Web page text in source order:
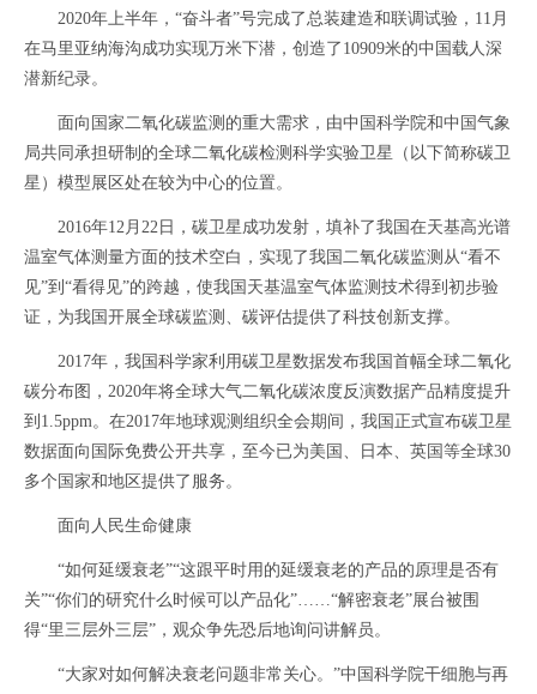
2020年上半年，“奋斗者”号完成了总装建造和联调试验，11月
在马里亚纳海沟成功实现万米下潜，创造了10909米的中国载人深
潜新纪录。
面向国家二氧化碳监测的重大需求，由中国科学院和中国气象
局共同承担研制的全球二氧化碳检测科学实验卫星（以下简称碳卫
星）模型展区处在较为中心的位置。
2016年12月22日，碳卫星成功发射，填补了我国在天基高光谱
温室气体测量方面的技术空白，实现了我国二氧化碳监测从“看不
见”到“看得见”的跨越，使我国天基温室气体监测技术得到初步验
证，为我国开展全球碳监测、碳评估提供了科技创新支撑。
2017年，我国科学家利用碳卫星数据发布我国首幅全球二氧化
碳分布图，2020年将全球大气二氧化碳浓度反演数据产品精度提升
到1.5ppm。在2017年地球观测组织全会期间，我国正式宣布碳卫星
数据面向国际免费公开共享，至今已为美国、日本、英国等全球30
多个国家和地区提供了服务。
面向人民生命健康
“如何延缓衰老”“这跟平时用的延缓衰老的产品的原理是否有
关”“你们的研究什么时候可以产品化”……“解密衰老”展台被围
得“里三层外三层”，观众争先恐后地询问讲解员。
“大家对如何解决衰老问题非常关心。”中国科学院干细胞与再